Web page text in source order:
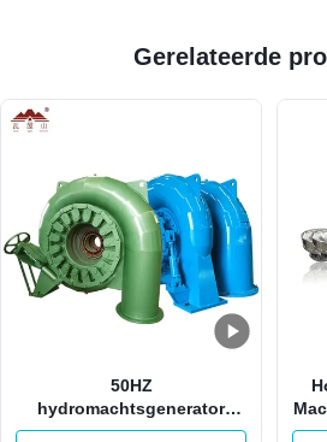
Gerelateerde
50HZ
hydromachtsgenerator
1MW 3MW Pelton Francis